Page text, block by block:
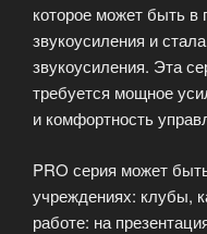
которое может быть в
звукоусиления и
звукоусиления. Эта
требуется мощное
и комфортность
PRO серия может
учреждениях: клубы,
работе: на